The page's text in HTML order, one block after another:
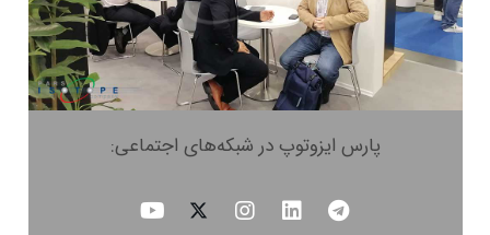
پارس ایزوتوپ در شبکه‌های اجتماعی: